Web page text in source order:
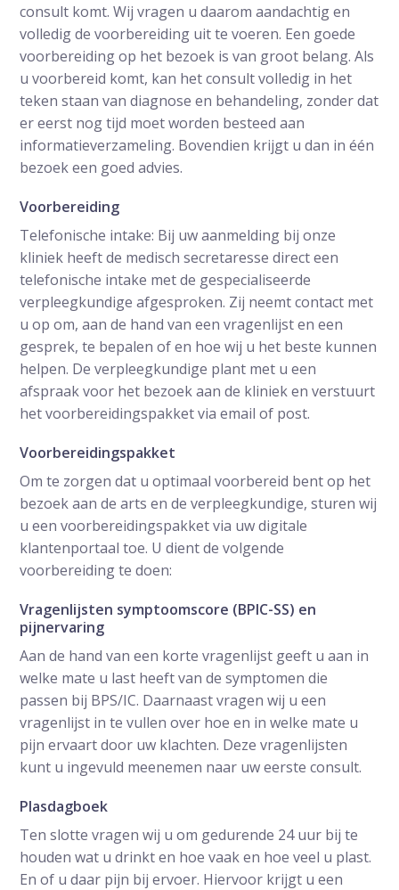
consult komt. Wij vragen u daarom aandachtig en
volledig de voorbereiding uit te voeren. Een goede
voorbereiding op het bezoek is van groot belang. Als
u voorbereid komt, kan het consult volledig in het
teken staan van diagnose en behandeling, zonder dat
er eerst nog tijd moet worden besteed aan
informatieverzameling. Bovendien krijgt u dan in één
bezoek een goed advies.
Voorbereiding
Telefonische intake: Bij uw aanmelding bij onze
kliniek heeft de medisch secretaresse direct een
telefonische intake met de gespecialiseerde
verpleegkundige afgesproken. Zij neemt contact met
u op om, aan de hand van een vragenlijst en een
gesprek, te bepalen of en hoe wij u het beste kunnen
helpen. De verpleegkundige plant met u een
afspraak voor het bezoek aan de kliniek en verstuurt
het voorbereidingspakket via email of post.
Voorbereidingspakket
Om te zorgen dat u optimaal voorbereid bent op het
bezoek aan de arts en de verpleegkundige, sturen wij
u een voorbereidingspakket via uw digitale
klantenportaal toe. U dient de volgende
voorbereiding te doen:
Vragenlijsten symptoomscore (BPIC-SS) en
pijnervaring
Aan de hand van een korte vragenlijst geeft u aan in
welke mate u last heeft van de symptomen die
passen bij BPS/IC. Daarnaast vragen wij u een
vragenlijst in te vullen over hoe en in welke mate u
pijn ervaart door uw klachten. Deze vragenlijsten
kunt u ingevuld meenemen naar uw eerste consult.
Plasdagboek
Ten slotte vragen wij u om gedurende 24 uur bij te
houden wat u drinkt en hoe vaak en hoe veel u plast.
En of u daar pijn bij ervoer. Hiervoor krijgt u een